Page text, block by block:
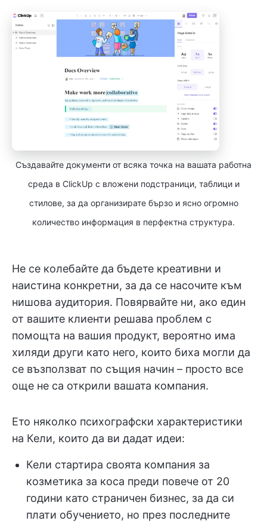
Създавайте документи от всяка точка на вашата работна
среда в ClickUp с вложени подстраници, таблици и
стилове, за да организирате бързо и ясно огромно
количество информация в перфектна структура.
Не се колебайте да бъдете креативни и
наистина конкретни, за да се насочите към
нишова аудитория. Повярвайте ни, ако един
от вашите клиенти решава проблем с
помощта на вашия продукт, вероятно има
хиляди други като него, които биха могли да
се възползват по същия начин – просто все
още не са открили вашата компания.
Ето няколко психографски характеристики
на Кели, които да ви дадат идеи:
Кели стартира своята компания за
козметика за коса преди повече от 20
години като страничен бизнес, за да си
плати обучението, но през последните